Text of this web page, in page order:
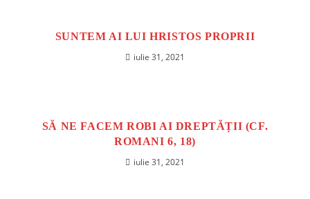
SUNTEM AI LUI HRISTOS PROPRII
iulie 31, 2021
SĂ NE FACEM ROBI AI DREPTĂȚII (CF.
ROMANI 6, 18)
iulie 31, 2021